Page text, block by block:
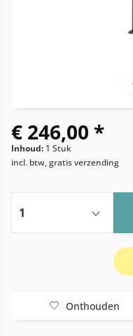
€ 246,00 *
Inhoud: 1 Stuk
incl. btw, gratis verzending
Onthouden